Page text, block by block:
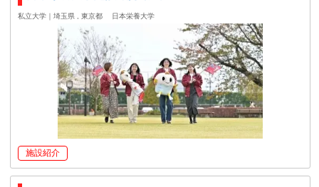
私立大学｜埼玉県 , 東京都 日本栄養大学
施設紹介